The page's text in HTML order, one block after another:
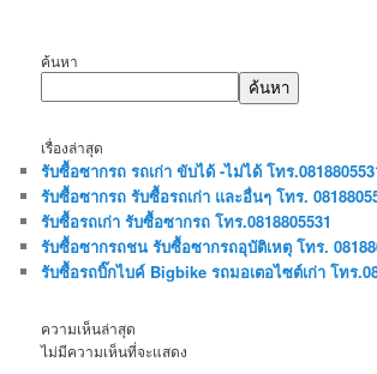
ค้นหา
ค้นหา
เรื่องล่าสุด
รับซื้อซากรถ รถเก่า ขับได้ -ไม่ได้ โทร
รับซื้อซากรถ รับซื้อรถเก่า และอื่นๆ โทร.
รับซื้อรถเก่า รับซื้อซากรถ โทร.0818805531
รับซื้อซากรถชน รับซื้อซากรถอุบัติเหตุ โทร.
รับซื้อรถบิ๊กไบค์ Bigbike รถมอเตอไซต์เก่า โทร
ความเห็นล่าสุด
ไม่มีความเห็นที่จะแสดง